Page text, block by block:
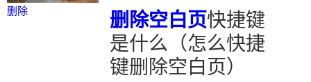
删除 删除空白页快捷键
是什么（怎么快捷
键删除空白页）